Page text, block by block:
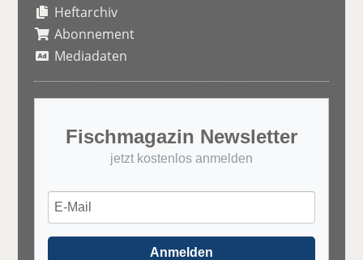
Heftarchiv
Abonnement
Mediadaten
Fischmagazin Newsletter
jetzt kostenlos anmelden
Anmelden